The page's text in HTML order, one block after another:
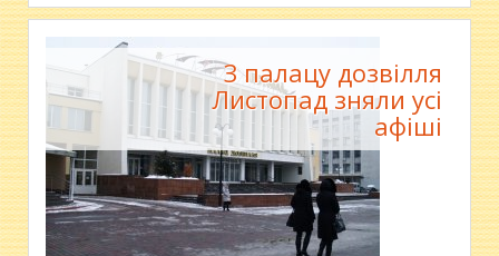
З палацу дозвілля
Листопад зняли усі
афіші